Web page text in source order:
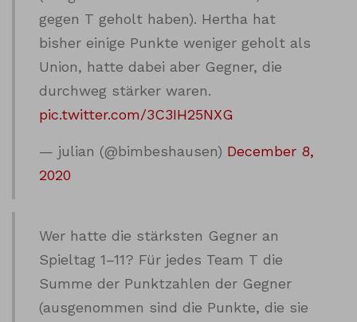
gegen T geholt haben). Hertha hat
bisher einige Punkte weniger geholt als
Union, hatte dabei aber Gegner, die
durchweg stärker waren.
pic.twitter.com/3C3IH25NXG
— julian (@bimbeshausen) December 8,
2020
Wer hatte die stärksten Gegner an
Spieltag 1–11? Für jedes Team T die
Summe der Punktzahlen der Gegner
(ausgenommen sind die Punkte, die sie